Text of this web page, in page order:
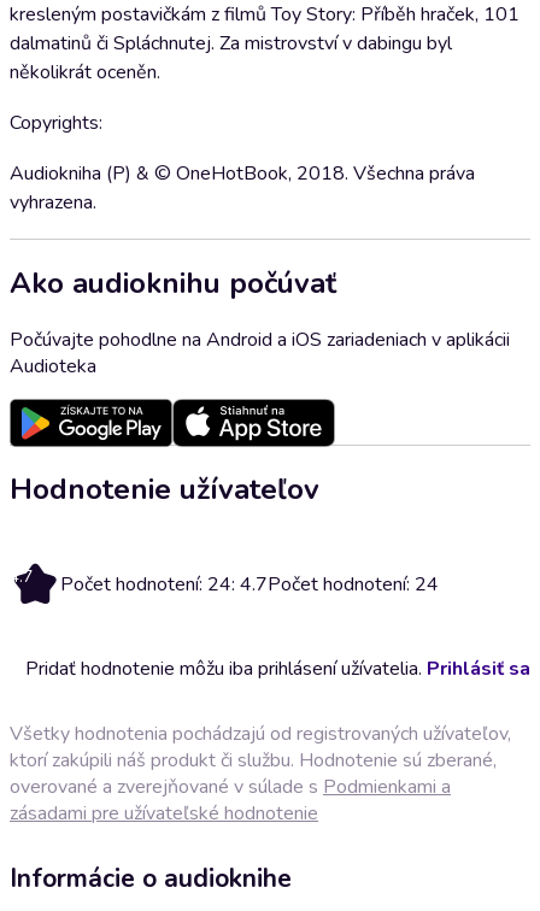
kresleným postavičkám z filmů Toy Story: Příběh hraček, 101
dalmatinů či Spláchnutej. Za mistrovství v dabingu byl
několikrát oceněn.
Copyrights:
Audiokniha (P) & © OneHotBook, 2018. Všechna práva
vyhrazena.
Ako audioknihu počúvať
Počúvajte pohodlne na Android a iOS zariadeniach v aplikácii
Audioteka
Hodnotenie užívateľov
4.7 Počet hodnotení: 24: 4.7Počet hodnotení: 24
Pridať hodnotenie môžu iba prihlásení užívatelia. Prihlásiť sa
Všetky hodnotenia pochádzajú od registrovaných užívateľov,
ktorí zakúpili náš produkt či službu. Hodnotenie sú zberané,
overované a zverejňované v súlade s Podmienkami a
zásadami pre užívateľské hodnotenie
Informácie o audioknihe